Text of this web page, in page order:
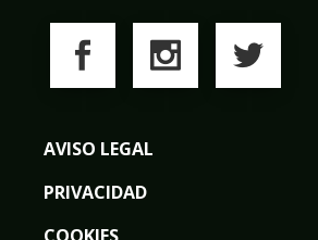
AVISO LEGAL
PRIVACIDAD